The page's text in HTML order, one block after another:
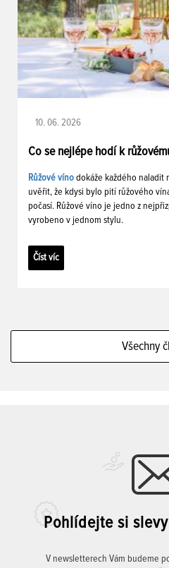
10. 06. 2026
Co se nejlépe hodí k
Růžové víno dokáže každého naladit
uvěřit, že kdysi bylo pití růžového
počasí. Růžové víno je jedno z
vyrobeno v jednom stylu.
Číst víc
Všechny
Pohlídejte si
V newsletterech Vám budeme